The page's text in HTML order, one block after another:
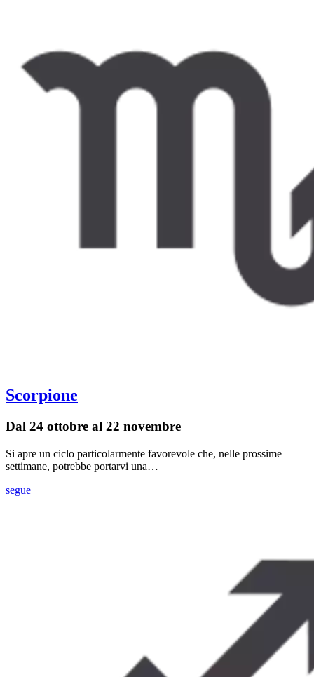
Scorpione
Dal 24 ottobre al 22 novembre
Si apre un ciclo particolarmente favorevole che, nelle prossime
settimane, potrebbe portarvi una…
segue